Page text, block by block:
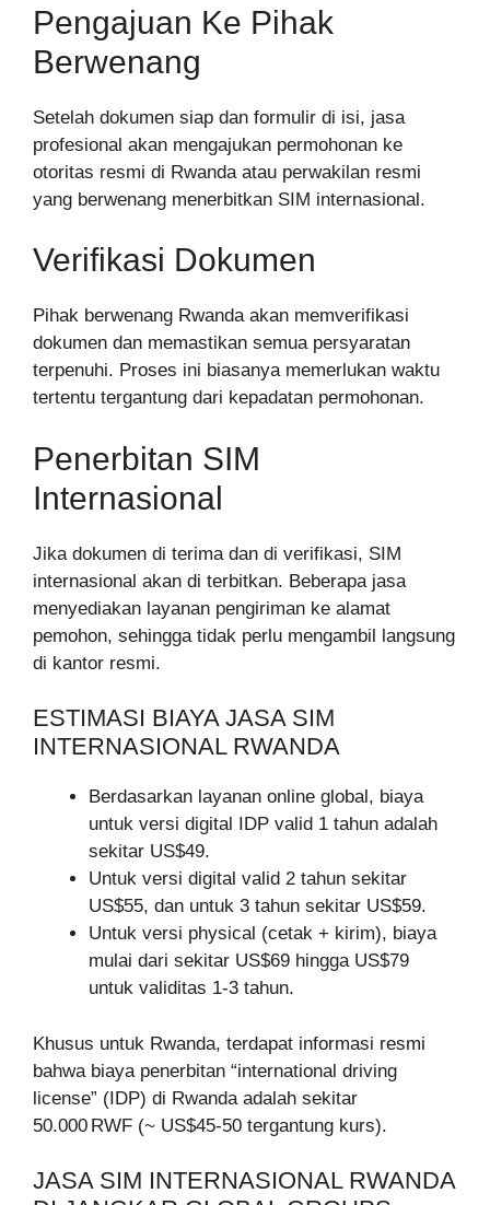
Pengajuan Ke Pihak
Berwenang
Setelah dokumen siap dan formulir di isi, jasa
profesional akan mengajukan permohonan ke
otoritas resmi di Rwanda atau perwakilan resmi
yang berwenang menerbitkan SIM internasional.
Verifikasi Dokumen
Pihak berwenang Rwanda akan memverifikasi
dokumen dan memastikan semua persyaratan
terpenuhi. Proses ini biasanya memerlukan waktu
tertentu tergantung dari kepadatan permohonan.
Penerbitan SIM
Internasional
Jika dokumen di terima dan di verifikasi, SIM
internasional akan di terbitkan. Beberapa jasa
menyediakan layanan pengiriman ke alamat
pemohon, sehingga tidak perlu mengambil langsung
di kantor resmi.
ESTIMASI BIAYA JASA SIM
INTERNASIONAL RWANDA
Berdasarkan layanan online global, biaya
untuk versi digital IDP valid 1 tahun adalah
sekitar US$49.
Untuk versi digital valid 2 tahun sekitar
US$55, dan untuk 3 tahun sekitar US$59.
Untuk versi physical (cetak + kirim), biaya
mulai dari sekitar US$69 hingga US$79
untuk validitas 1‑3 tahun.
Khusus untuk Rwanda, terdapat informasi resmi
bahwa biaya penerbitan “international driving
license” (IDP) di Rwanda adalah sekitar
50.000 RWF (~ US$45‑50 tergantung kurs).
JASA SIM INTERNASIONAL RWANDA